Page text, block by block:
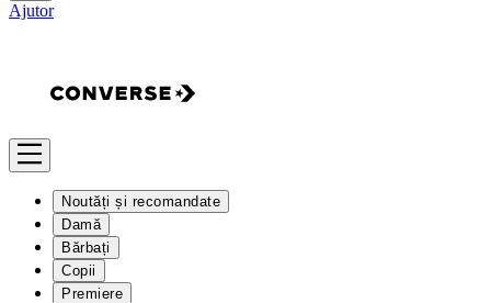
Ajutor
Noutăți și recomandate
Damă
Bărbați
Copii
Premiere